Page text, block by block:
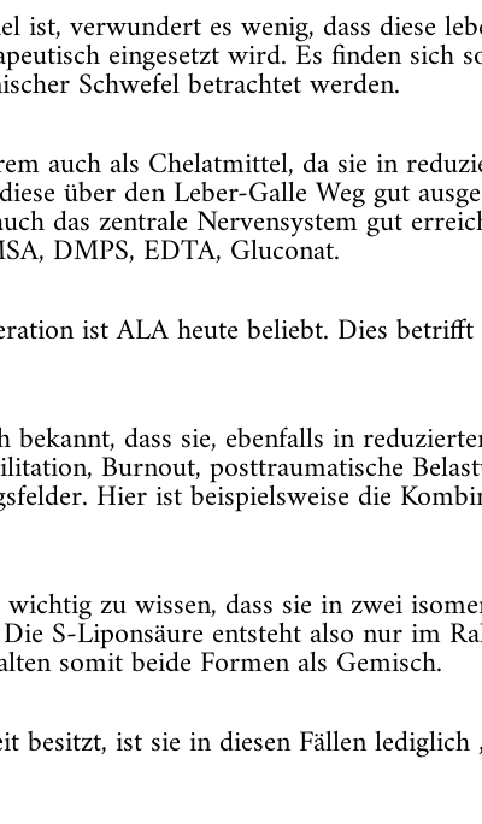
verwundert es wenig, dass diese
eingesetzt wird. Es finden sich
Schwefel betrachtet werden.
auch als Chelatmittel, da sie in
über den Leber-Galle Weg gut
das zentrale Nervensystem gut
DMPS, EDTA, Gluconat.
ist ALA heute beliebt. Dies
dass sie, ebenfalls in
Burnout, posttraumatische
Hier ist beispielsweise die
zu wissen, dass sie in zwei
S-Liponsäure entsteht also nur im
somit beide Formen als Gemisch.
besitzt, ist sie in diesen Fällen